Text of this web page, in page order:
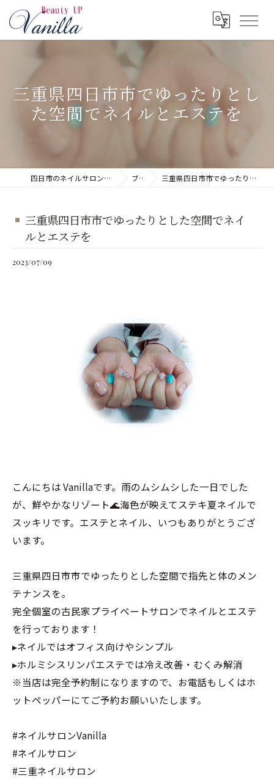
三重県四日市市でゆったりとし
た空間でネイルとエステを
四日市のネイルサロンならネイルサロン Vanilla ブログ 三重県四日市市でゆったりとした空間でネイルとエステを
三重県四日市市でゆったりとした空間でネイ
ルとエステを
2023/07/09
こんにちは Vanillaです。雨のムシムシした一日でした
が、鮮やかなリゾート🌊海色が映えてステキ夏ネイルで
スッキリです。エステとネイル、いつもありがとうござ
います。
三重県四日市市でゆったりとした空間で指先と体のメン
テナンスを。
完全個室の古民家プライベートサロンでネイルとエステ
を行っております！
▸ネイルではオフィス向けやシンプル
▸ホルミシスリンパエステでは冷え改善・むくみ解消
※当店は完全予約制になりますので、お電話もしくはホ
ットペッパーにてご予約お願いいたします。
#ネイルサロンVanilla
#ネイルサロン
#三重ネイルサロン